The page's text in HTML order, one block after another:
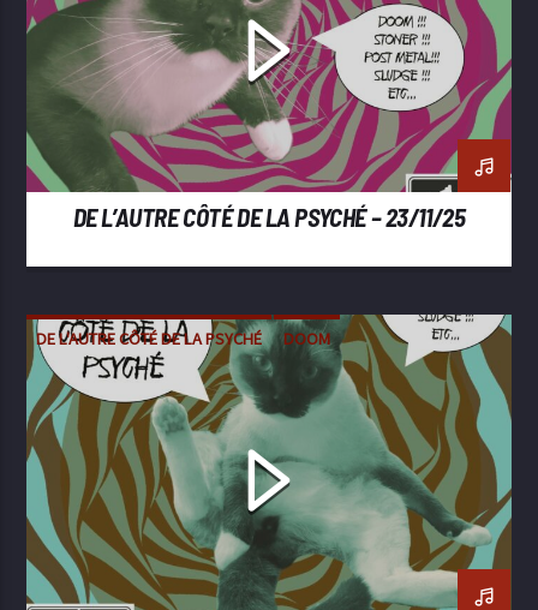
DE L’AUTRE CÔTÉ DE LA PSYCHÉ – 23/11/25
DE L'AUTRE CÔTÉ DE LA PSYCHÉ
DOOM
METAL
POST-METAL SLUDGE STONER